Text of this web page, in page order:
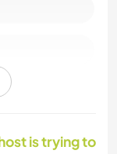
is trying to